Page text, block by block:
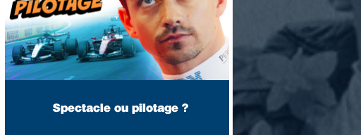
Spectacle ou pilotage ?